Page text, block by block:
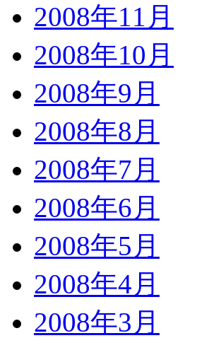
2008年11月
2008年10月
2008年9月
2008年8月
2008年7月
2008年6月
2008年5月
2008年4月
2008年3月